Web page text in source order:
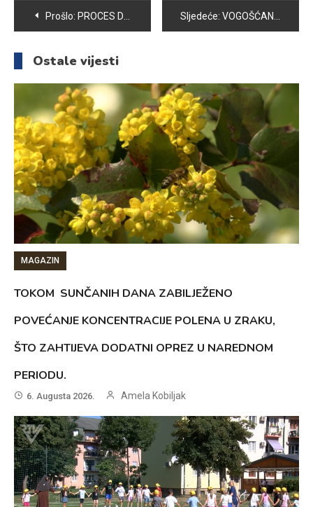
Navigacija
članaka
Prošlo: PROCES DEINSTITUCIONALIZACIJE OSOBA SA INTELEKTUALNIM TEŠKOĆAMA JE NAJVAŽNIJI PROGRAM SAVEZA SUMERO Sljedeće: VOGOŠĆANSKI BOKSERI NAJUSPJEŠNIJI U FEDERALNOJ BOKSERSKOJ LIGI
Ostale vijesti
MAGAZIN
TOKOM SUNČANIH DANA ZABILJEŽENO
POVEĆANJE KONCENTRACIJE POLENA U ZRAKU,
ŠTO ZAHTIJEVA DODATNI OPREZ U NAREDNOM
PERIODU.
6. Augusta 2026. Amela Kobiljak